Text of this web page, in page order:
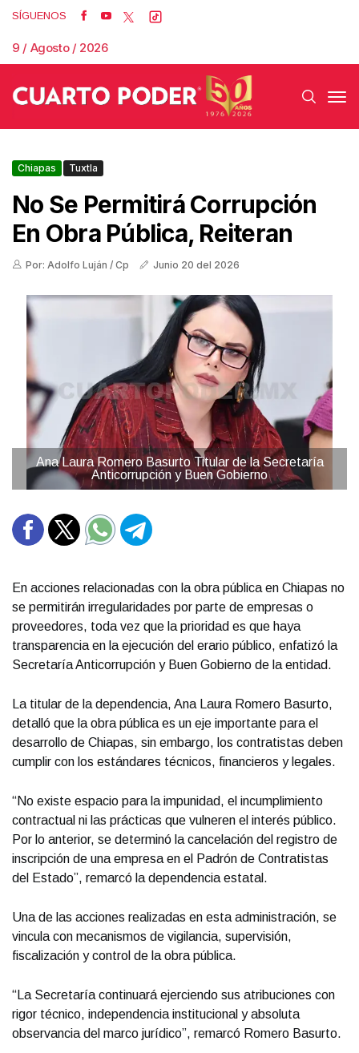
SÍGUENOS
9 / Agosto / 2026
Chiapas Tuxtla
No Se Permitirá Corrupción
En Obra Pública, Reiteran
Por: Adolfo Luján / Cp Junio 20 del 2026
Ana Laura Romero Basurto Titular de la Secretaría
Anticorrupción y Buen Gobierno
En acciones relacionadas con la obra pública en Chiapas no
se permitirán irregularidades por parte de empresas o
proveedores, toda vez que la prioridad es que haya
transparencia en la ejecución del erario público, enfatizó la
Secretaría Anticorrupción y Buen Gobierno de la entidad.
La titular de la dependencia, Ana Laura Romero Basurto,
detalló que la obra pública es un eje importante para el
desarrollo de Chiapas, sin embargo, los contratistas deben
cumplir con los estándares técnicos, financieros y legales.
“No existe espacio para la impunidad, el incumplimiento
contractual ni las prácticas que vulneren el interés público.
Por lo anterior, se determinó la cancelación del registro de
inscripción de una empresa en el Padrón de Contratistas
del Estado”, remarcó la dependencia estatal.
Una de las acciones realizadas en esta administración, se
vincula con mecanismos de vigilancia, supervisión,
fiscalización y control de la obra pública.
“La Secretaría continuará ejerciendo sus atribuciones con
rigor técnico, independencia institucional y absoluta
observancia del marco jurídico”, remarcó Romero Basurto.